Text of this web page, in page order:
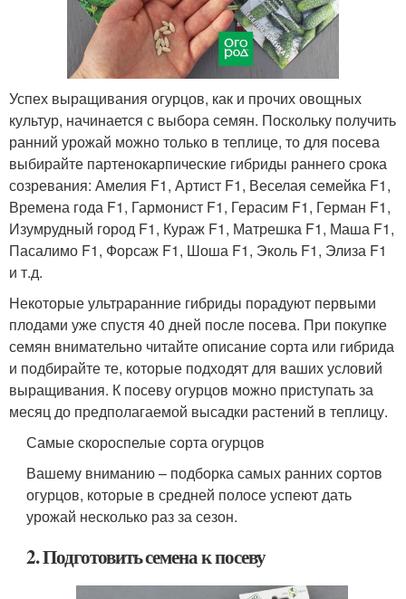
Успех выращивания огурцов, как и прочих овощных
культур, начинается с выбора семян. Поскольку получить
ранний урожай можно только в теплице, то для посева
выбирайте партенокарпические гибриды раннего срока
созревания: Амелия F1, Артист F1, Веселая семейка F1,
Времена года F1, Гармонист F1, Герасим F1, Герман F1,
Изумрудный город F1, Кураж F1, Матрешка F1, Маша F1,
Пасалимо F1, Форсаж F1, Шоша F1, Эколь F1, Элиза F1
и т.д.
Некоторые ультраранние гибриды порадуют первыми
плодами уже спустя 40 дней после посева. При покупке
семян внимательно читайте описание сорта или гибрида
и подбирайте те, которые подходят для ваших условий
выращивания. К посеву огурцов можно приступать за
месяц до предполагаемой высадки растений в теплицу.
Самые скороспелые сорта огурцов
Вашему вниманию – подборка самых ранних сортов
огурцов, которые в средней полосе успеют дать
урожай несколько раз за сезон.
2. Подготовить семена к посеву